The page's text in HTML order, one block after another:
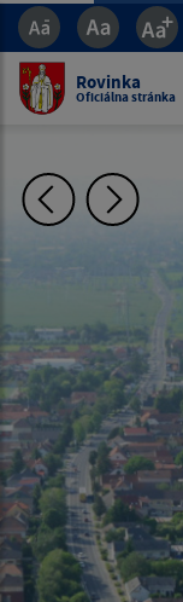
Rovinka
Oficiálna stránka